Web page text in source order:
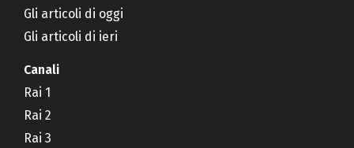
Gli articoli di oggi
Gli articoli di ieri
Canali
Rai 1
Rai 2
Rai 3